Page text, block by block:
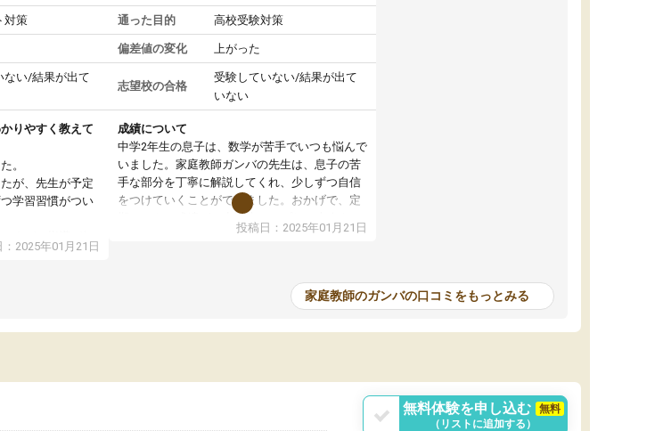
対策
ない/結果が出て
りやすく教えて
。
が、先生が予定
学習習慣がつい
すが、指導が無
たり、LINEでわ
：2025年01月21日
通った目的 高校受験対策
偏差値の変化 上がった
志望校の合格
受験していない/結果が出て
いない
成績について
中学2年生の息子は、数学が苦手でいつも悩んで
いました。家庭教師ガンバの先生は、息子の苦
手な部分を丁寧に解説してくれ、少しずつ自信
をつけていくことができました。おかげで、定
期テストの成績が10点以上アップし、本人もと
投稿日：2025年01月21日
家庭教師のガンバの口コミをもっとみる
無料体験を申し込む
無料
（リストに追加する）